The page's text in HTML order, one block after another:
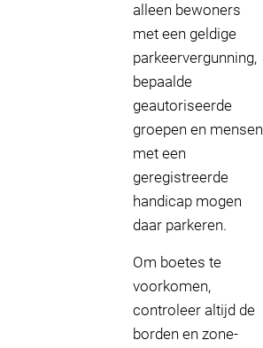
alleen bewoners
met een geldige
parkeervergunning,
bepaalde
geautoriseerde
groepen en mensen
met een
geregistreerde
handicap mogen
daar parkeren.
Om boetes te
voorkomen,
controleer altijd de
borden en zone-